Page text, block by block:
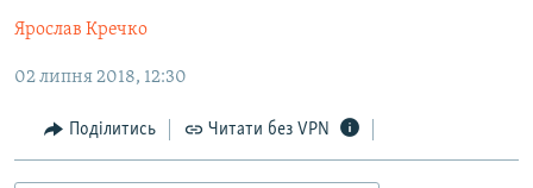
основної
навігації
Перейти
пошуку
ЕКОНОМІКА
СУСПІЛЬСТВО
КУЛЬТУРА
РОСІЙСЬКА «ФІЛЬТРАЦІЯ»
ДОНБАС.РЕАЛІЇ
КРИМ.РЕАЛІЇ
Ярослав Кречко
02 липня 2018, 12:30
Поділитись Читати без VPN